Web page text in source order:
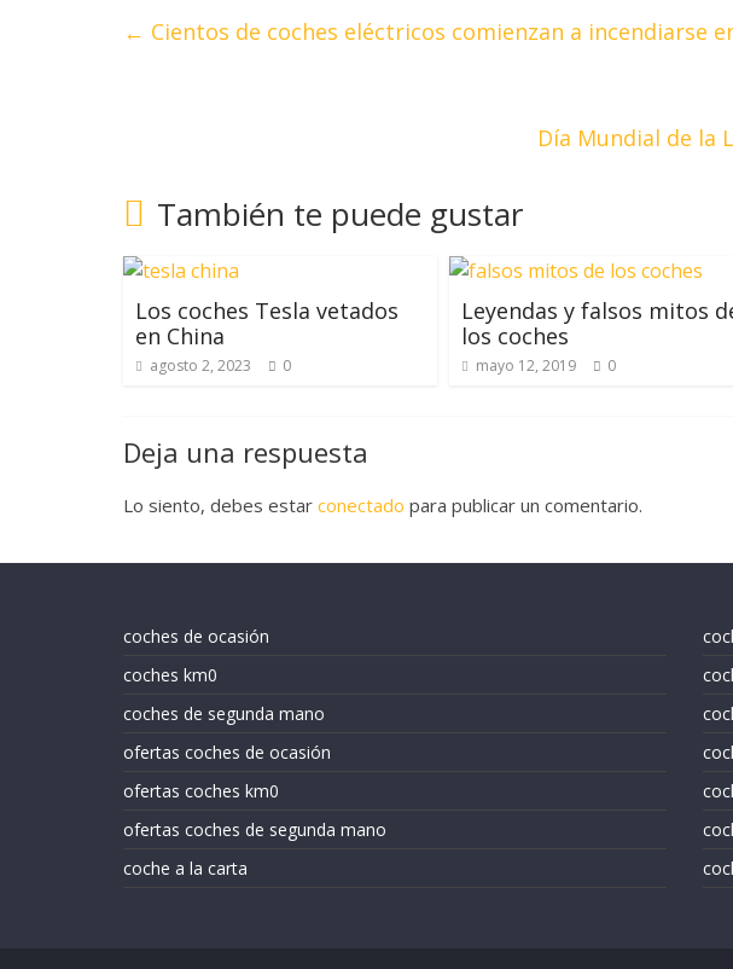
← Cientos de coches eléctricos comienzan a incendiarse
Día Mundial de la
También te puede gustar
Los coches Tesla vetados
en China
agosto 2, 2023 0
Leyendas y falsos mitos
los coches
mayo 12, 2019 0
Deja una respuesta
Lo siento, debes estar conectado para publicar un comentario.
coches de ocasión
coches km0
coches de segunda mano
ofertas coches de ocasión
ofertas coches km0
ofertas coches de segunda mano
coche a la carta